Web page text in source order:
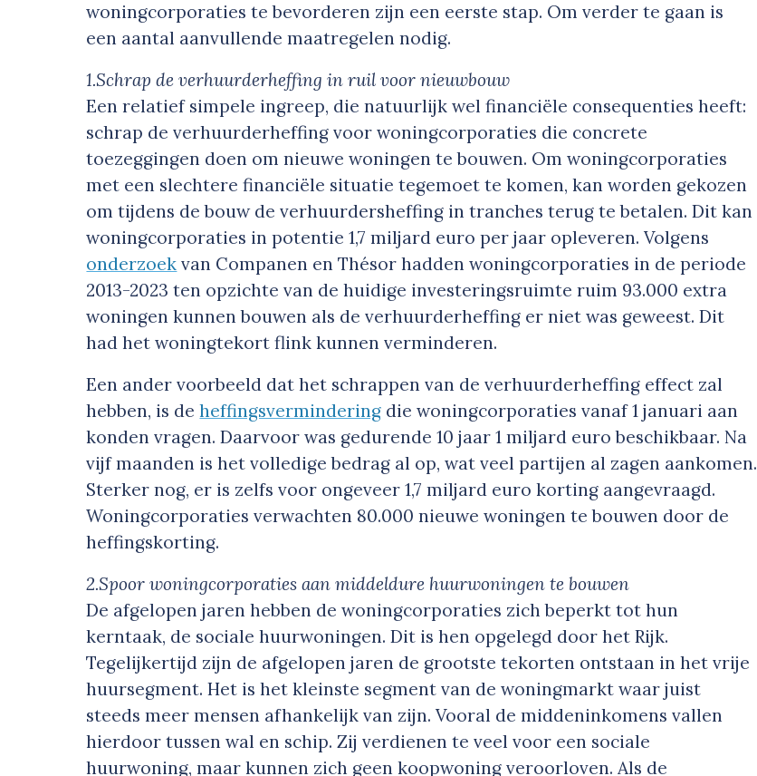
woningcorporaties te bevorderen zijn een eerste stap. Om verder te gaan is
een aantal aanvullende maatregelen nodig.
1.Schrap de verhuurderheffing in ruil voor nieuwbouw
Een relatief simpele ingreep, die natuurlijk wel financiële consequenties heeft:
schrap de verhuurderheffing voor woningcorporaties die concrete
toezeggingen doen om nieuwe woningen te bouwen. Om woningcorporaties
met een slechtere financiële situatie tegemoet te komen, kan worden gekozen
om tijdens de bouw de verhuurdersheffing in tranches terug te betalen. Dit kan
woningcorporaties in potentie 1,7 miljard euro per jaar opleveren. Volgens
onderzoek van Companen en Thésor hadden woningcorporaties in de periode
2013-2023 ten opzichte van de huidige investeringsruimte ruim 93.000 extra
woningen kunnen bouwen als de verhuurderheffing er niet was geweest. Dit
had het woningtekort flink kunnen verminderen.
Een ander voorbeeld dat het schrappen van de verhuurderheffing effect zal
hebben, is deheffingsvermindering die woningcorporaties vanaf 1 januari aan
konden vragen. Daarvoor was gedurende 10 jaar 1 miljard euro beschikbaar. Na
vijf maanden is het volledige bedrag al op, wat veel partijen al zagen aankomen.
Sterker nog, er is zelfs voor ongeveer 1,7 miljard euro korting aangevraagd.
Woningcorporaties verwachten 80.000 nieuwe woningen te bouwen door de
heffingskorting.
2.Spoor woningcorporaties aan middeldure huurwoningen te bouwen
De afgelopen jaren hebben de woningcorporaties zich beperkt tot hun
kerntaak, de sociale huurwoningen. Dit is hen opgelegd door het Rijk.
Tegelijkertijd zijn de afgelopen jaren de grootste tekorten ontstaan in het vrije
huursegment. Het is het kleinste segment van de woningmarkt waar juist
steeds meer mensen afhankelijk van zijn. Vooral de middeninkomens vallen
hierdoor tussen wal en schip. Zij verdienen te veel voor een sociale
huurwoning, maar kunnen zich geen koopwoning veroorloven. Als de